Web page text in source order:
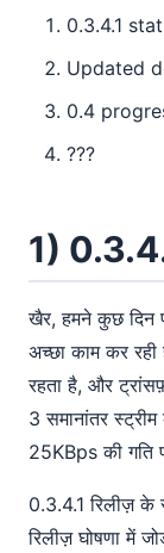
0.3.4.1
Updated
0.4
???
1)
खैर, हमने कुछ दिन
अच्छा काम कर
रहता है, और
3 समानांतर
25KBps की गति
0.3.4.1 रिलीज़ के
रिलीज़ घोषणा में